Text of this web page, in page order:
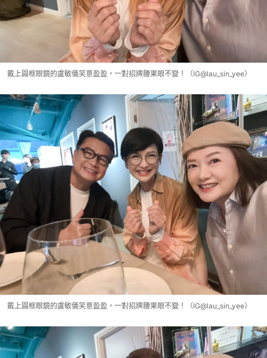
戴上圓框眼鏡的盧敏儀笑意盈盈，一對招牌腰果眼不變！（IG@lau_sin_yee）
戴上圓框眼鏡的盧敏儀笑意盈盈，一對招牌腰果眼不變！（IG@lau_sin_yee）